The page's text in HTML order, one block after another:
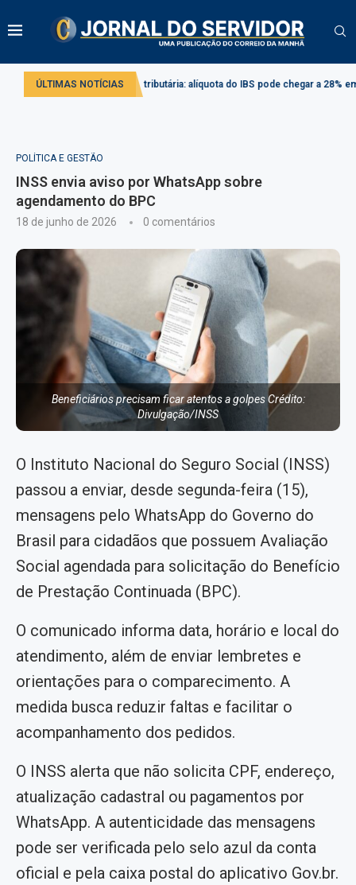
ÚLTIMAS NOTÍCIAS
Reforma tributária: alíquota do IBS pode chegar a 28% em 2033
POLÍTICA E GESTÃO
INSS envia aviso por WhatsApp sobre
agendamento do BPC
18 de junho de 2026 0 comentários
Beneficiários precisam ficar atentos a golpes Crédito:
Divulgação/INSS
O Instituto Nacional do Seguro Social (INSS)
passou a enviar, desde segunda-feira (15),
mensagens pelo WhatsApp do Governo do
Brasil para cidadãos que possuem Avaliação
Social agendada para solicitação do Benefício
de Prestação Continuada (BPC).
O comunicado informa data, horário e local do
atendimento, além de enviar lembretes e
orientações para o comparecimento. A
medida busca reduzir faltas e facilitar o
acompanhamento dos pedidos.
O INSS alerta que não solicita CPF, endereço,
atualização cadastral ou pagamentos por
WhatsApp. A autenticidade das mensagens
pode ser verificada pelo selo azul da conta
oficial e pela caixa postal do aplicativo Gov.br.